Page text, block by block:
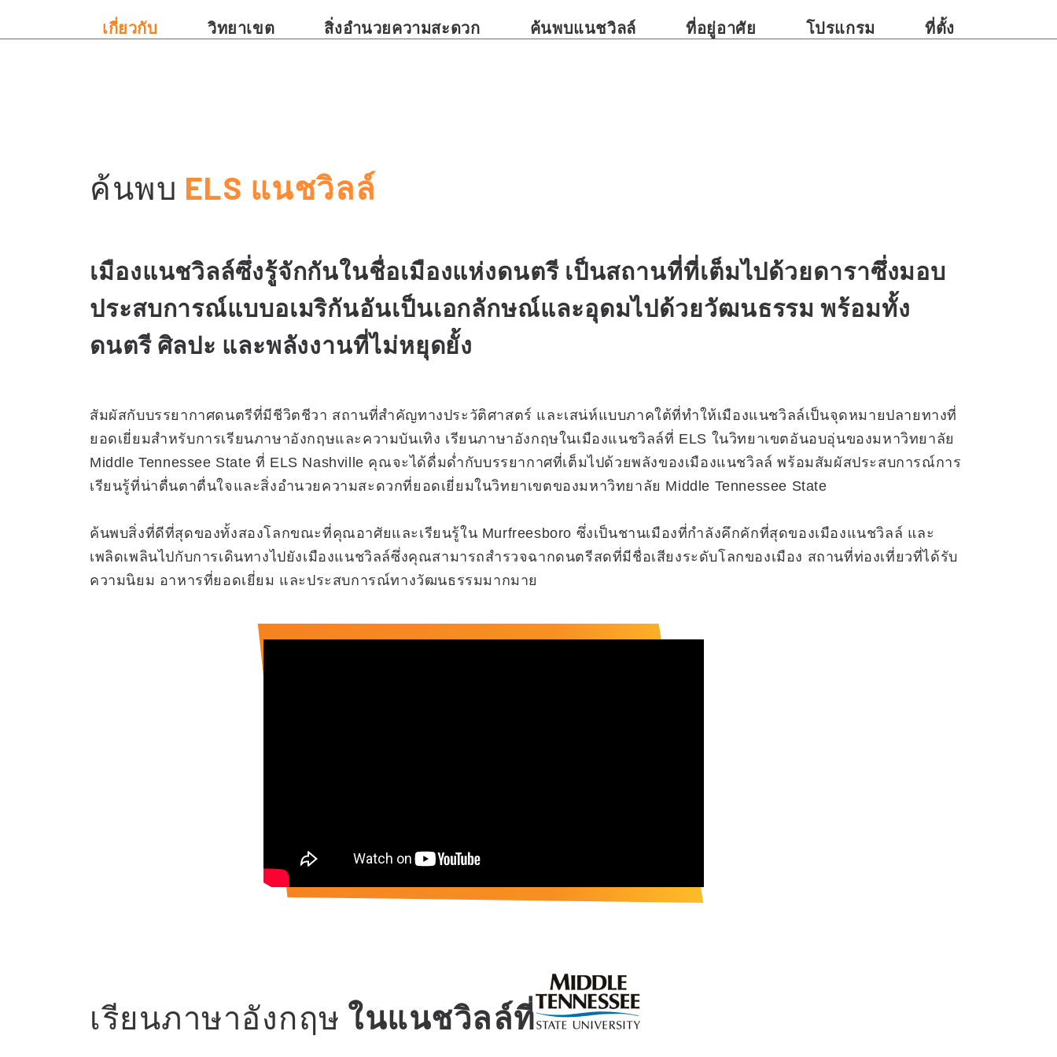
เกี่ยวกับ วิทยาเขต สิ่งอำนวยความสะดวก ค้นพบแนชวิลล์ ที่อยู่อาศัย โปรแกรม ที่ตั้ง
ค้นพบ ELS แนชวิลล์
เมืองแนชวิลล์ซึ่งรู้จักกันในชื่อเมืองแห่งดนตรี เป็นสถานที่ที่เต็มไปด้วยดาราซึ่งมอบ
ประสบการณ์แบบอเมริกันอันเป็นเอกลักษณ์และอุดมไปด้วยวัฒนธรรม พร้อมทั้ง
ดนตรี ศิลปะ และพลังงานที่ไม่หยุดยั้ง
สัมผัสกับบรรยากาศดนตรีที่มีชีวิตชีวา สถานที่สำคัญทางประวัติศาสตร์ และเสน่ห์แบบภาคใต้ที่ทำให้เมืองแนชวิลล์เป็นจุดหมายปลายทางที่
ยอดเยี่ยมสำหรับการเรียนภาษาอังกฤษและความบันเทิง เรียนภาษาอังกฤษในเมืองแนชวิลล์ที่ ELS ในวิทยาเขตอันอบอุ่นของมหาวิทยาลัย
Middle Tennessee State ที่ ELS Nashville คุณจะได้ดื่มด่ำกับบรรยากาศที่เต็มไปด้วยพลังของเมืองแนชวิลล์ พร้อมสัมผัสประสบการณ์การ
เรียนรู้ที่น่าตื่นตาตื่นใจและสิ่งอำนวยความสะดวกที่ยอดเยี่ยมในวิทยาเขตของมหาวิทยาลัย Middle Tennessee State
ค้นพบสิ่งที่ดีที่สุดของทั้งสองโลกขณะที่คุณอาศัยและเรียนรู้ใน Murfreesboro ซึ่งเป็นชานเมืองที่กำลังคึกคักที่สุดของเมืองแนชวิลล์ และ
เพลิดเพลินไปกับการเดินทางไปยังเมืองแนชวิลล์ซึ่งคุณสามารถสำรวจฉากดนตรีสดที่มีชื่อเสียงระดับโลกของเมือง สถานที่ท่องเที่ยวที่ได้รับ
ความนิยม อาหารที่ยอดเยี่ยม และประสบการณ์ทางวัฒนธรรมมากมาย
เรียนภาษาอังกฤษ ในแนชวิลล์ที่